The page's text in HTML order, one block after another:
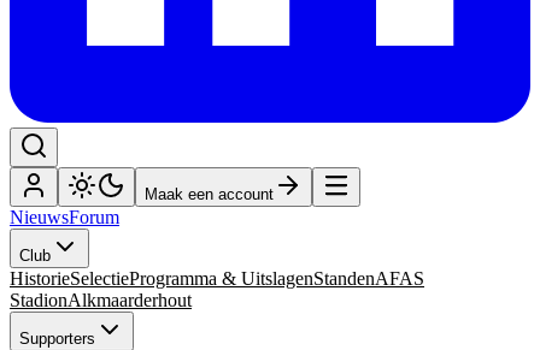
Maak een account
NieuwsForum
Club
HistorieSelectieProgramma & UitslagenStandenAFAS
StadionAlkmaarderhout
Supporters